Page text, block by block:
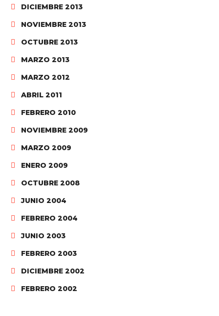
DICIEMBRE 2013
NOVIEMBRE 2013
OCTUBRE 2013
MARZO 2013
MARZO 2012
ABRIL 2011
FEBRERO 2010
NOVIEMBRE 2009
MARZO 2009
ENERO 2009
OCTUBRE 2008
JUNIO 2004
FEBRERO 2004
JUNIO 2003
FEBRERO 2003
DICIEMBRE 2002
FEBRERO 2002